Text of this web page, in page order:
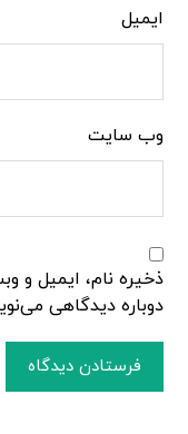
ایمیل
وب‌ سایت
ذخیره نام، ایمیل و
دوباره دیدگاهی
فرستادن دیدگاه